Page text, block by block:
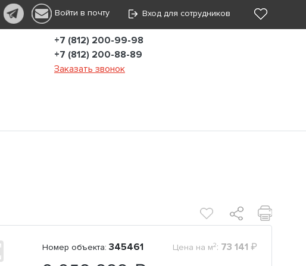
Войти в почту Вход для сотрудников
+7 (812) 200-99-98
+7 (812) 200-88-89
Заказать звонок
Номер объекта: 345461 Цена на м2: 73 141 ₽